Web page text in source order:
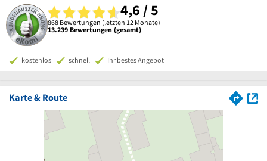
4,6 / 5
868 Bewertungen (letzten 12 Monate)
13.239 Bewertungen (gesamt)
kostenlos schnell Ihr bestes Angebot
Karte & Route